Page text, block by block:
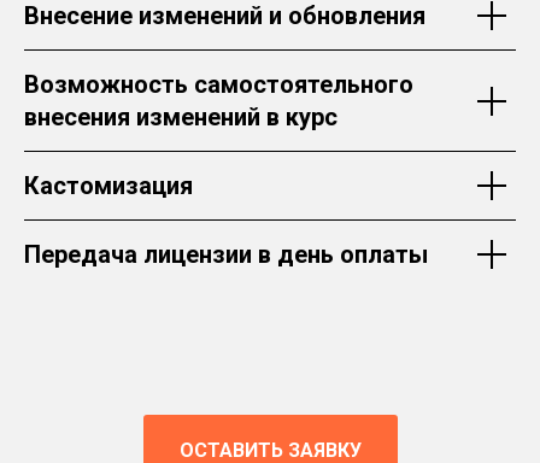
Внесение изменений и обновления
Возможность самостоятельного
внесения изменений в курс
Кастомизация
Передача лицензии в день оплаты
ОСТАВИТЬ ЗАЯВКУ